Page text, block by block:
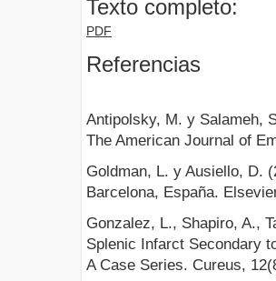
Texto completo:
PDF
Referencias
Antipolsky, M. y Salameh,
The American Journal of
Goldman, L. y Ausiello, D.
Barcelona, España.
Gonzalez, L., Shapiro, A.,
Splenic Infarct Secondary
A Case Series. Cureus,